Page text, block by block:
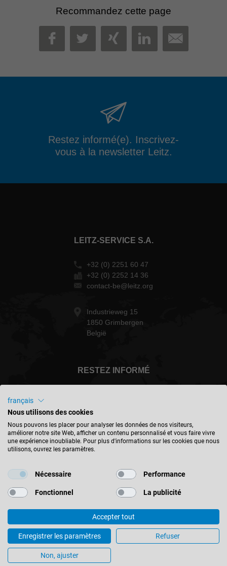
Recommandez cette page
FACEBOOK
TWITTER
XINGLINKEDIN
MAIL
Restez informé(e). Inscrivez-
vous à la newsletter Leitz.
LEITZ-SERVICE S.A.
+32 (0) 2251 60 47
+32 (0) 2252 14 36
contact-be@leitz.org
Industrieweg 15
1850 Grimbergen
België
RESTEZ INFORMÉ
België - français
© 2026 Leitz GmbH & Co. KG
Mentions Légales
Contact
Protection des données
Conditions générales
français
Nous utilisons des cookies
Nous pouvons les placer pour analyser les données de nos visiteurs,
améliorer notre site Web, afficher un contenu personnalisé et vous faire vivre
une expérience inoubliable. Pour plus d'informations sur les cookies que nous
utilisons, ouvrez les paramètres.
Nécessaire Performance
Fonctionnel La publicité
Accepter tout
Enregistrer les paramètres Refuser
Non, ajuster